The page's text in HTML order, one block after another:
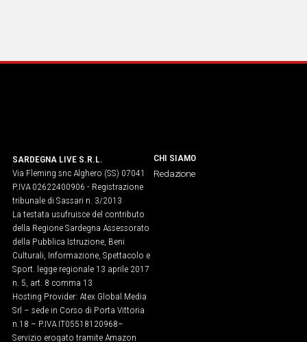
SARDEGNA LIVE S.R.L.
Via Fleming snc Alghero (SS) 07041
P.IVA 02622400906 - Registrazione
tribunale di Sassari n. 3/2013
La testata usufruisce del contributo
della Regione Sardegna Assessorato
della Pubblica Istruzione, Beni
Culturali, Informazione, Spettacolo e
Sport. legge regionale 13 aprile 2017
n. 5, art. 8 comma 13
Hosting Provider: Atex Global Media
Srl – sede in Corso di Porta Vittoria
n.18 – P.IVA IT05518120968​–
Servizio erogato tramite Amazon
CHI SIAMO
Redazione